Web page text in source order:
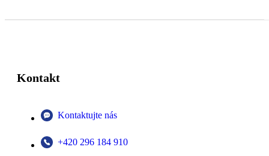
Kontakt
Kontaktujte nás
+420 296 184 910